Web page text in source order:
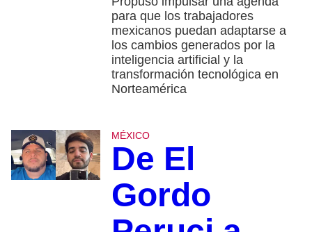
para que los trabajadores
mexicanos puedan adaptarse a
los cambios generados por la
inteligencia artificial y la
transformación tecnológica en
Norteamérica
MÉXICO
De El
Gordo